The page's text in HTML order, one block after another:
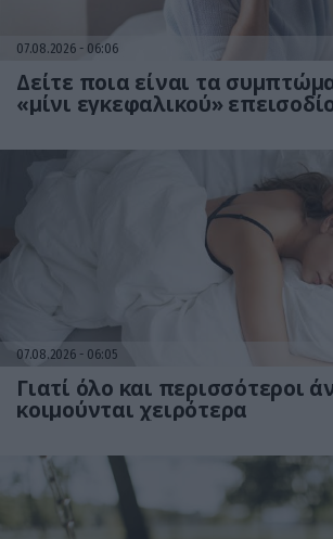
07.08.2026 06:06
Δείτε ποια είναι τα
«μίνι εγκεφαλικού»
07.08.2026 06:05
Γιατί όλο και περισσότεροι
κοιμούνται χειρότερα